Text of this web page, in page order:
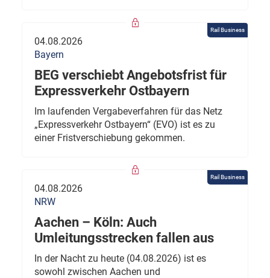
Rail Business
04.08.2026
Bayern
BEG verschiebt Angebotsfrist für
Expressverkehr Ostbayern
Im laufenden Vergabeverfahren für das Netz
„Expressverkehr Ostbayern“ (EVO) ist es zu
einer Fristverschiebung gekommen.
Rail Business
04.08.2026
NRW
Aachen – Köln: Auch
Umleitungsstrecken fallen aus
In der Nacht zu heute (04.08.2026) ist es
sowohl zwischen Aachen und